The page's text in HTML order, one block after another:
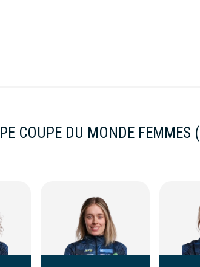
COUPE DU MONDE FEMMES